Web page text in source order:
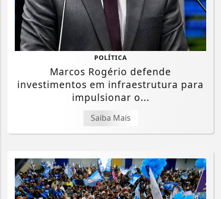
POLÍTICA
Marcos Rogério defende
investimentos em infraestrutura para
impulsionar o...
Saiba Mais